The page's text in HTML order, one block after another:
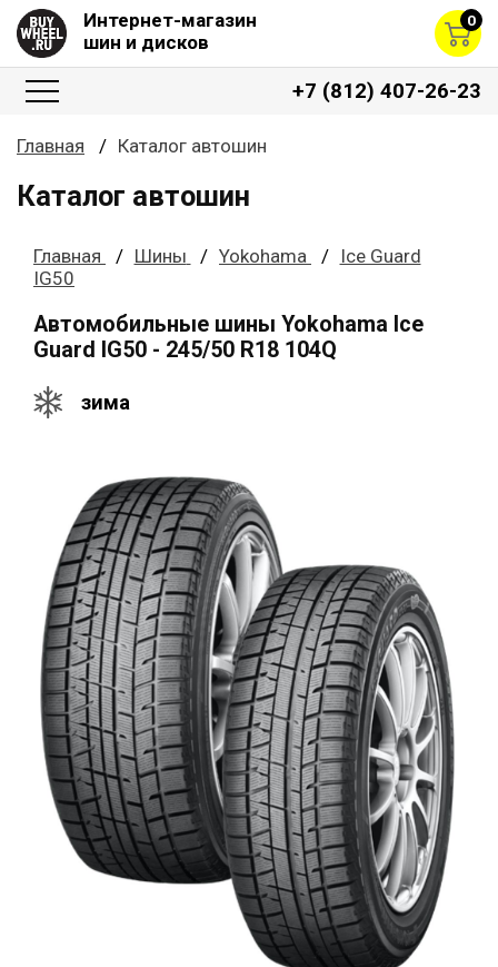
Интернет-магазин
шин и дисков
0
+7 (812) 407-26-23
Главная Каталог автошин
Каталог автошин
Главная Шины Yokohama
Ice Guard
IG50
Автомобильные шины Yokohama Ice
Guard IG50 - 245/50 R18 104Q
зима